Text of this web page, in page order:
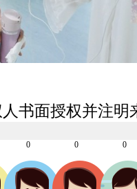
书面授权并注明
0 0 0